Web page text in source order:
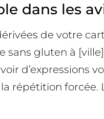
dans les
de votre
gluten à
répétition